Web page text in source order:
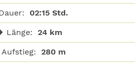
02:15 Std.
Länge: 24 km
Aufstieg: 280 m